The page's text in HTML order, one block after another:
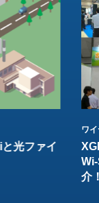
光ファイ
ワ
介